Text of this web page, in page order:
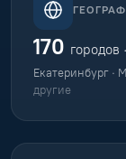
170 городов
Екатеринбург ·
другие